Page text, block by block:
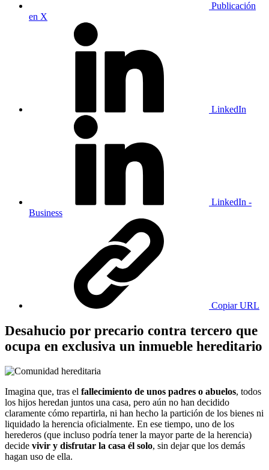
Publicación
en X
LinkedIn
LinkedIn -
Business
Copiar URL
Desahucio por precario contra tercero que
ocupa en exclusiva un inmueble hereditario
Imagina que, tras el fallecimiento de unos padres o abuelos, todos
los hijos heredan juntos una casa, pero aún no han decidido
claramente cómo repartirla, ni han hecho la partición de los bienes ni
liquidado la herencia oficialmente. En ese tiempo, uno de los
herederos (que incluso podría tener la mayor parte de la herencia)
decide vivir y disfrutar la casa él solo, sin dejar que los demás
hagan uso de ella.